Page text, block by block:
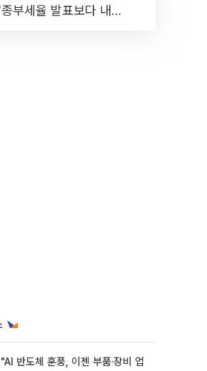
부세율 발표보다 내릴
"AI 반도체 훈풍, 이젠 부품·장비 업